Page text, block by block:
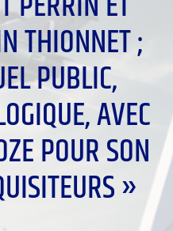
THIONNET ;
PUBLIC,
AVEC
POUR SON
»